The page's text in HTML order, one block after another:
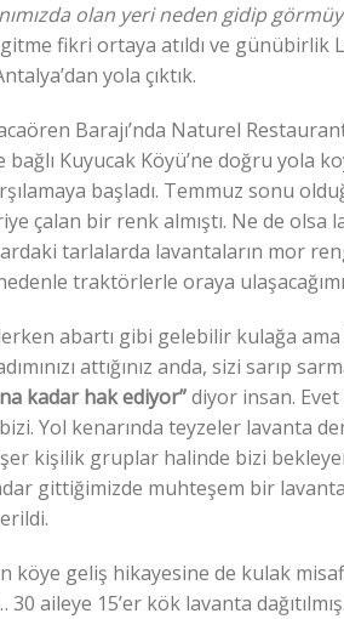
olan yeri neden gidip
fikri ortaya atıldı ve
yola çıktık.
Barajı’nda Naturel
bağlı Kuyucak Köyü’ne doğru yola
başladı. Temmuz sonu
çalan bir renk almıştı. Ne de
tarlalarda lavantaların mor
nedenle traktörlerle oraya
abartı gibi gelebilir kulağa
attığınız anda, sizi sarıp
kadar hak ediyor”diyor insan.
Yol kenarında teyzeler lavanta
kişilik gruplar halinde bizi
gittiğimizde muhteşem bir
köye geliş hikayesine de kulak
30 aileye 15’er kök lavanta